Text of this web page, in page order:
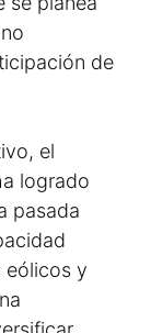
de
el
logrado
pasada
eólicos y